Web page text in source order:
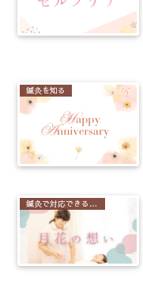
鍼灸を知る
鍼灸で対応できる症例